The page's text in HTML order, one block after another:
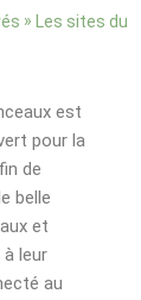
»
Les sites du
est
pour la
de
belle
et
leur
au